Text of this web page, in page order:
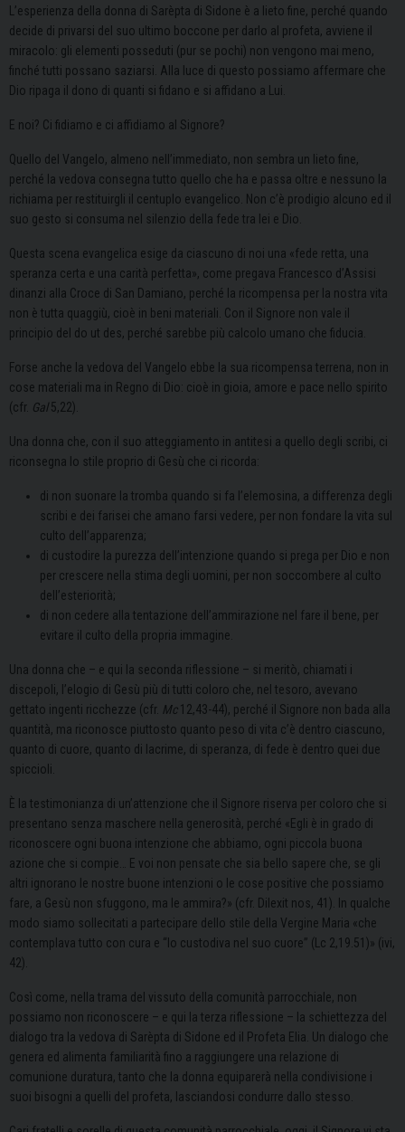
L’esperienza della donna di Sarèpta di Sidone è a lieto fine, perché quando
decide di privarsi del suo ultimo boccone per darlo al profeta, avviene il
miracolo: gli elementi posseduti (pur se pochi) non vengono mai meno,
finché tutti possano saziarsi. Alla luce di questo possiamo affermare che
Dio ripaga il dono di quanti si fidano e si affidano a Lui.
E noi? Ci fidiamo e ci affidiamo al Signore?
Quello del Vangelo, almeno nell’immediato, non sembra un lieto fine,
perché la vedova consegna tutto quello che ha e passa oltre e nessuno la
richiama per restituirgli il centuplo evangelico. Non c’è prodigio alcuno ed il
suo gesto si consuma nel silenzio della fede tra lei e Dio.
Questa scena evangelica esige da ciascuno di noi una «fede retta, una
speranza certa e una carità perfetta», come pregava Francesco d’Assisi
dinanzi alla Croce di San Damiano, perché la ricompensa per la nostra vita
non è tutta quaggiù, cioè in beni materiali. Con il Signore non vale il
principio del do ut des, perché sarebbe più calcolo umano che fiducia.
Forse anche la vedova del Vangelo ebbe la sua ricompensa terrena, non in
cose materiali ma in Regno di Dio: cioè in gioia, amore e pace nello spirito
(cfr. Gal5,22).
Una donna che, con il suo atteggiamento in antitesi a quello degli scribi, ci
riconsegna lo stile proprio di Gesù che ci ricorda:
di non suonare la tromba quando si fa l’elemosina, a differenza degli
scribi e dei farisei che amano farsi vedere, per non fondare la vita sul
culto dell’apparenza;
di custodire la purezza dell’intenzione quando si prega per Dio e non
per crescere nella stima degli uomini, per non soccombere al culto
dell’esteriorità;
di non cedere alla tentazione dell’ammirazione nel fare il bene, per
evitare il culto della propria immagine.
Una donna che – e qui la seconda riflessione – si meritò, chiamati i
discepoli, l’elogio di Gesù più di tutti coloro che, nel tesoro, avevano
gettato ingenti ricchezze (cfr. Mc12,43-44), perché il Signore non bada alla
quantità, ma riconosce piuttosto quanto peso di vita c’è dentro ciascuno,
quanto di cuore, quanto di lacrime, di speranza, di fede è dentro quei due
spiccioli.
È la testimonianza di un’attenzione che il Signore riserva per coloro che si
presentano senza maschere nella generosità, perché «Egli è in grado di
riconoscere ogni buona intenzione che abbiamo, ogni piccola buona
azione che si compie… E voi non pensate che sia bello sapere che, se gli
altri ignorano le nostre buone intenzioni o le cose positive che possiamo
fare, a Gesù non sfuggono, ma le ammira?» (cfr. Dilexit nos, 41). In qualche
modo siamo sollecitati a partecipare dello stile della Vergine Maria «che
contemplava tutto con cura e “lo custodiva nel suo cuore” (Lc 2,19.51)» (ivi,
42).
Così come, nella trama del vissuto della comunità parrocchiale, non
possiamo non riconoscere – e qui la terza riflessione – la schiettezza del
dialogo tra la vedova di Sarèpta di Sidone ed il Profeta Elia. Un dialogo che
genera ed alimenta familiarità fino a raggiungere una relazione di
comunione duratura, tanto che la donna equiparerà nella condivisione i
suoi bisogni a quelli del profeta, lasciandosi condurre dallo stesso.